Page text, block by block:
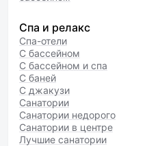
Спа и релакс
Спа-отели
С бассейном
С бассейном и спа
С баней
С джакузи
Санатории
Санатории недорого
Санатории в центре
Лучшие санатории